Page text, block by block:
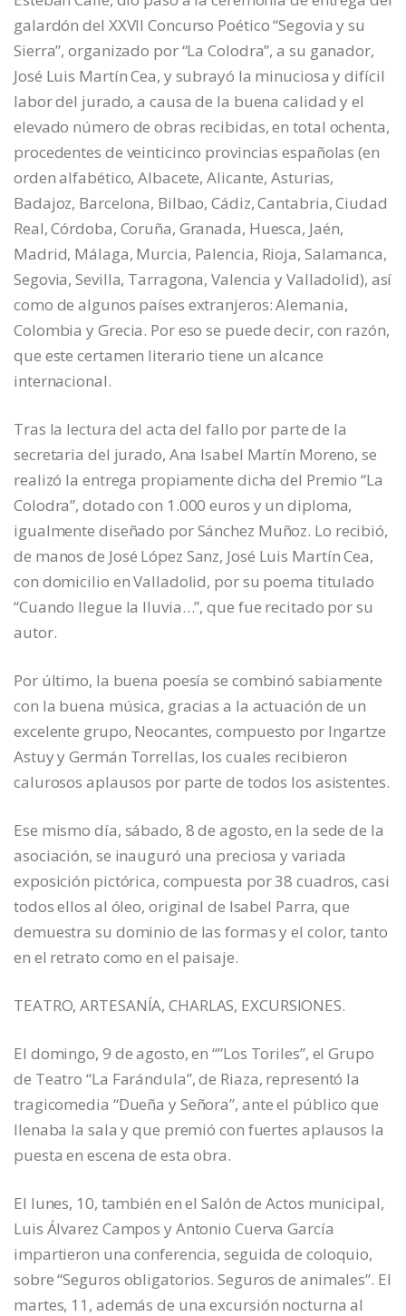
galardón del XXVII Concurso Poético “Segovia y su
Sierra”, organizado por “La Colodra”, a su ganador,
José Luis Martín Cea, y subrayó la minuciosa y difícil
labor del jurado, a causa de la buena calidad y el
elevado número de obras recibidas, en total ochenta,
procedentes de veinticinco provincias españolas (en
orden alfabético, Albacete, Alicante, Asturias,
Badajoz, Barcelona, Bilbao, Cádiz, Cantabria, Ciudad
Real, Córdoba, Coruña, Granada, Huesca, Jaén,
Madrid, Málaga, Murcia, Palencia, Rioja, Salamanca,
Segovia, Sevilla, Tarragona, Valencia y Valladolid), así
como de algunos países extranjeros: Alemania,
Colombia y Grecia. Por eso se puede decir, con razón,
que este certamen literario tiene un alcance
internacional.
Tras la lectura del acta del fallo por parte de la
secretaria del jurado, Ana Isabel Martín Moreno, se
realizó la entrega propiamente dicha del Premio “La
Colodra”, dotado con 1.000 euros y un diploma,
igualmente diseñado por Sánchez Muñoz. Lo recibió,
de manos de José López Sanz, José Luis Martín Cea,
con domicilio en Valladolid, por su poema titulado
“Cuando llegue la lluvia…”, que fue recitado por su
autor.
Por último, la buena poesía se combinó sabiamente
con la buena música, gracias a la actuación de un
excelente grupo, Neocantes, compuesto por Ingartze
Astuy y Germán Torrellas, los cuales recibieron
calurosos aplausos por parte de todos los asistentes.
Ese mismo día, sábado, 8 de agosto, en la sede de la
asociación, se inauguró una preciosa y variada
exposición pictórica, compuesta por 38 cuadros, casi
todos ellos al óleo, original de Isabel Parra, que
demuestra su dominio de las formas y el color, tanto
en el retrato como en el paisaje.
TEATRO, ARTESANÍA, CHARLAS, EXCURSIONES.
El domingo, 9 de agosto, en “”Los Toriles”, el Grupo
de Teatro “La Farándula”, de Riaza, representó la
tragicomedia “Dueña y Señora”, ante el público que
llenaba la sala y que premió con fuertes aplausos la
puesta en escena de esta obra.
El lunes, 10, también en el Salón de Actos municipal,
Luis Álvarez Campos y Antonio Cuerva García
impartieron una conferencia, seguida de coloquio,
sobre “Seguros obligatorios. Seguros de animales”. El
martes, 11, además de una excursión nocturna al